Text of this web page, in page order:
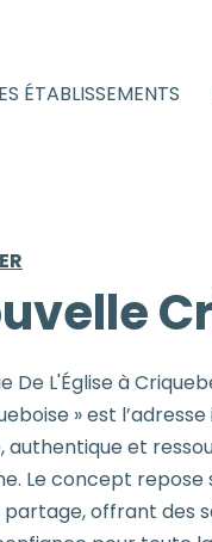
ÉTABLISSEMENTS
De L'Église à
» est
authentique et
Le concept
offrant des